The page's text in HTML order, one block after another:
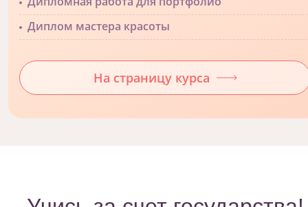
Диплом мастера красоты
На страницу курса